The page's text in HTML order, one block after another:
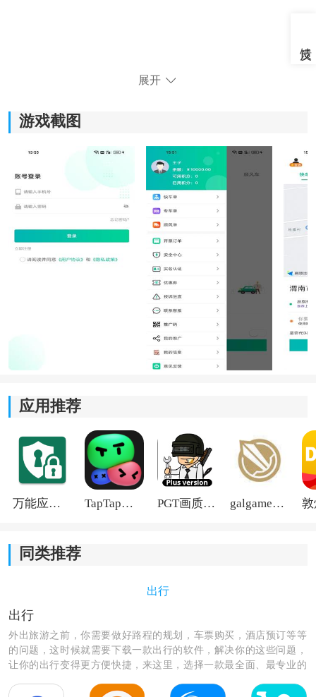
1.用户在下单的过程中不需要等候太久，随时都能够查看
当前的订单接收情况。
2.提供了一键叫车服务，会让用户享受到非常便利的出行
服务。
3.软件里面覆盖的车型都是多样化的，可以随时选择自己
展开
游戏截图
应用推荐
万能应用隐藏 TapTap国际版2026 PGT画质助手旧版 galgame游戏盒子2026
同类推荐
出行
出行
外出旅游之前，你需要做好路程的规划，车票购买，酒店预订等等
的问题，这时候就需要下载一款出行的软件，解决你的这些问题，
让你的出行变得更方便快捷，来这里，选择一款最全面、最专业的